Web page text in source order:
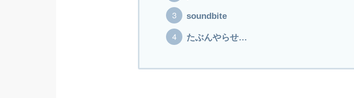
soundbite
たぶんやらせ…